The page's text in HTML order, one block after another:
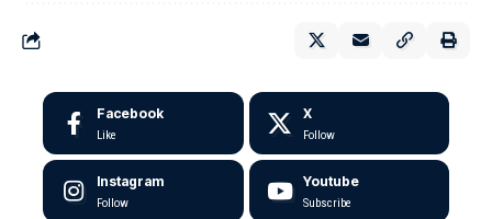
Facebook
Like
X
Follow
Instagram
Follow
Youtube
Subscribe